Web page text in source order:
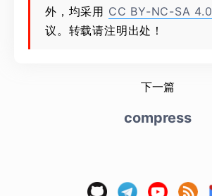
外，均采用 CC BY-NC-SA 4.0
议。转载请注明出处！
下一篇
compress